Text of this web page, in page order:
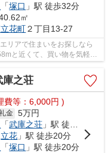
「塚口 」駅 徒歩32分
㎡
立花町２丁目13-27
リアで住まいをお探しなら
と近くて、買い物を気軽に
道・山...
庫之荘
費等：6,000円 )
金 5万円
「武庫之荘 」駅 徒歩13分
立花 」駅 徒歩20分
「塚口 」駅 徒歩20分